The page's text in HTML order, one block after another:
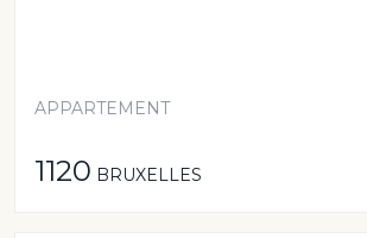
APPARTEMENT
1120 BRUXELLES